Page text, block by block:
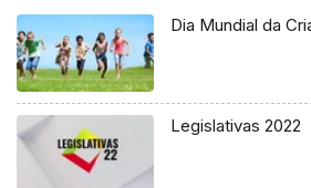
Dia Mundial da
Legislativas 2022